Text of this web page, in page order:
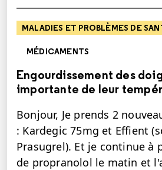
MALADIES ET PROBLÈMES DE
MÉDICAMENTS
Engourdissement des
importante de leur
Bonjour, Je prends 2
: Kardegic 75mg et Effient
Prasugrel). Et je continue à
de propranolol le matin et